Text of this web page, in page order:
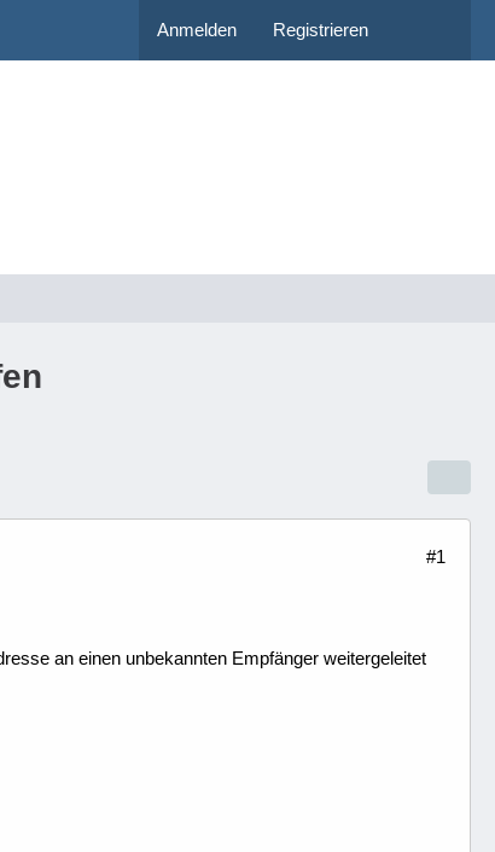
Anmelden Registrieren
#1
an einen unbekannten Empfänger weitergeleitet